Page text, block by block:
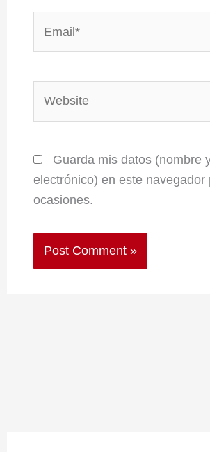
Guarda mis datos (nombre
electrónico) en este navegador
ocasiones.